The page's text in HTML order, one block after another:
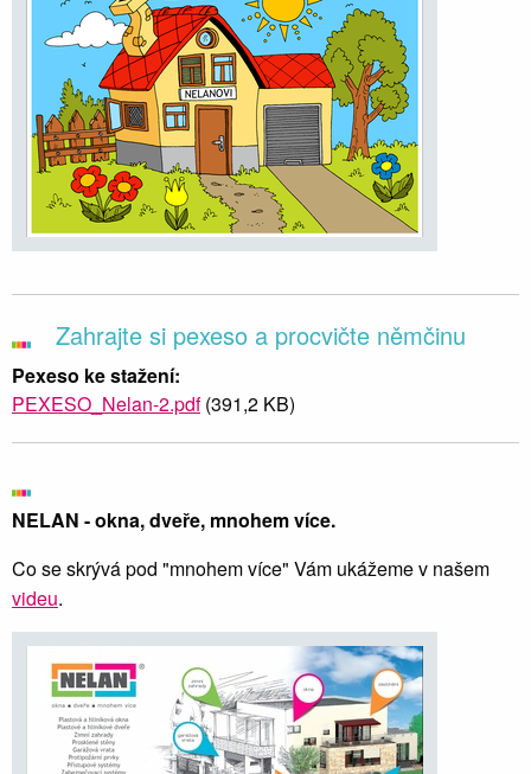
Zahrajte si pexeso a procvičte němčinu
Pexeso ke stažení:
PEXESO_Nelan-2.pdf(391,2 KB)
NELAN - okna, dveře, mnohem více.
Co se skrývá pod "mnohem více" Vám ukážeme v našem
videu.